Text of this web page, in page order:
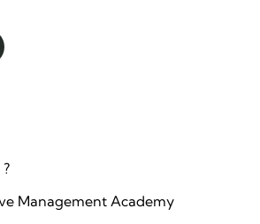
Management Academy